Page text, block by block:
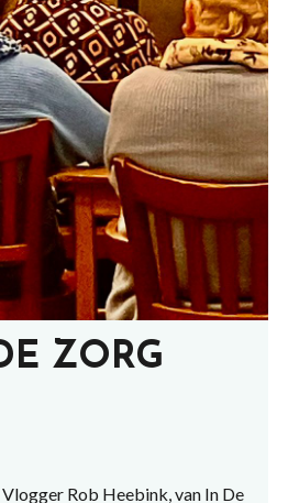
ZORG
Rob Heebink, van In De